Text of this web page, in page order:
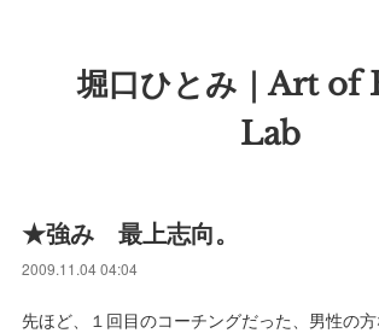
堀口ひとみ｜Art of
Lab
★強み 最上志向。
2009.11.04 04:04
先ほど、１回目のコーチングだった、男性の